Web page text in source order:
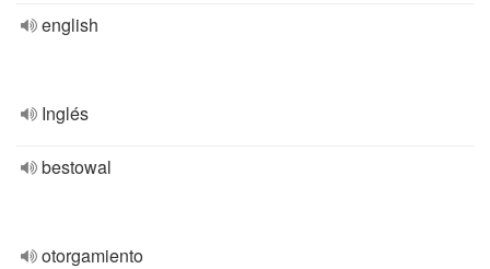
english
Inglés
bestowal
otorgamiento